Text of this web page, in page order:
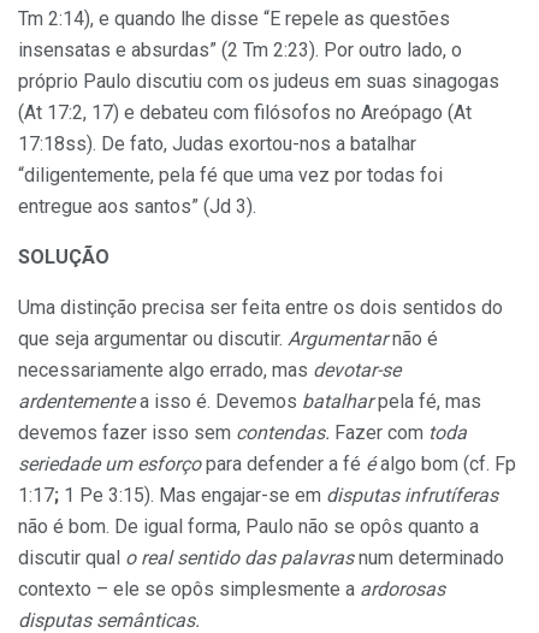
Tm 2:14), e quando lhe disse “E repele as questões
insensatas e absurdas” (2 Tm 2:23). Por outro lado, o
próprio Paulo discutiu com os judeus em suas sinagogas
(At 17:2, 17) e debateu com filósofos no Areópago (At
17:18ss). De fato, Judas exortou-nos a batalhar
“diligentemente, pela fé que uma vez por todas foi
entregue aos santos” (Jd 3).
SOLUÇÃO
Uma distinção precisa ser feita entre os dois sentidos do
que seja argumentar ou discutir. Argumentarnão é
necessariamente algo errado, mas devotar-se
ardentementea isso é. Devemos batalharpela fé, mas
devemos fazer isso sem contendas. Fazer com toda
seriedade um esforçopara defender a fé éalgo bom (cf. Fp
1:17; 1 Pe 3:15). Mas engajar-se em disputas infrutíferas
não é bom. De igual forma, Paulo não se opôs quanto a
discutir qual o real sentido das palavrasnum determinado
contexto – ele se opôs simplesmente a ardorosas
disputas semânticas.